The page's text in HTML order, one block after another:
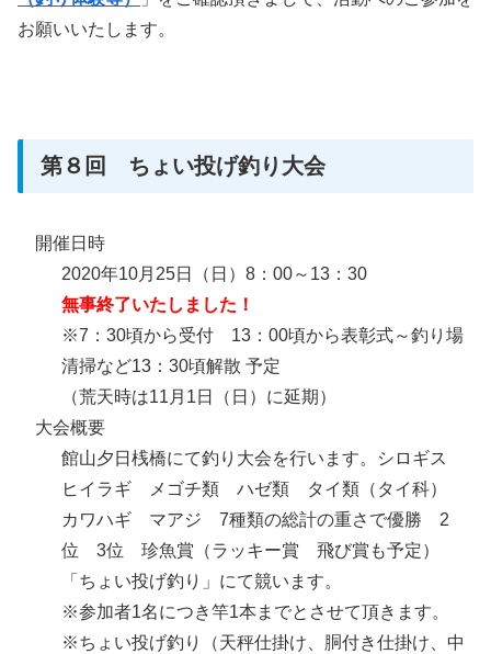
お願いいたします。
第８回 ちょい投げ釣り大会
開催日時
2020年10月25日（日）8：00～13：30
無事終了いたしました！
※7：30頃から受付 13：00頃から表彰式～釣り場
清掃など13：30頃解散 予定
（荒天時は11月1日（日）に延期）
大会概要
館山夕日桟橋にて釣り大会を行います。シロギス
ヒイラギ メゴチ類 ハゼ類 タイ類（タイ科）
カワハギ マアジ 7種類の総計の重さで優勝 2
位 3位 珍魚賞（ラッキー賞 飛び賞も予定）
「ちょい投げ釣り」にて競います。
※参加者1名につき竿1本までとさせて頂きます。
※ちょい投げ釣り（天秤仕掛け、胴付き仕掛け、中